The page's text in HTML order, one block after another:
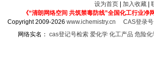
设为首页 加入收藏
《“清朗网络空间 共筑禁毒防线”全国化工行业净
Copyright 2009-2026www.ichemistry.cn
CAS登录
网络实名： cas登记号检索 爱化学 化工产品 危险化